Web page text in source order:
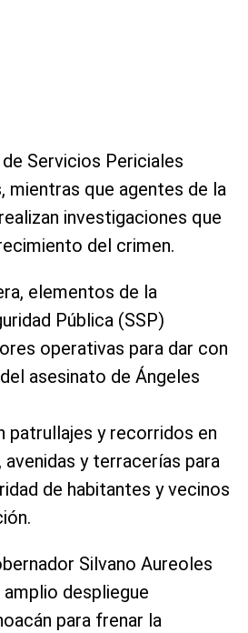
Servicios Periciales
mientras que agentes de la
investigaciones que
del crimen.
elementos de la
Pública (SSP)
operativas para dar con
asesinato de Ángeles
patrullajes y recorridos en
y terracerías para
de habitantes y vecinos
Silvano Aureoles
despliegue
para frenar la